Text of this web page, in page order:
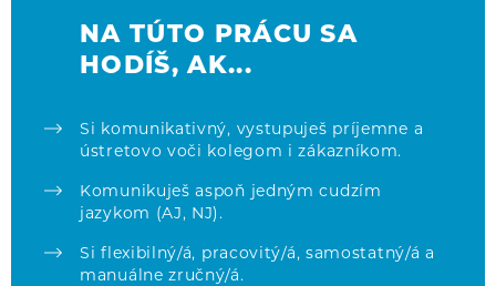
NA TÚTO PRÁCU SA
HODÍŠ, AK...
Si komunikativný, vystupuješ príjemne a
ústretovo voči kolegom i zákazníkom.
Komunikuješ aspoň jedným cudzím
jazykom (AJ, NJ).
Si flexibilný/á, pracovitý/á, samostatný/á a
manuálne zručný/á.